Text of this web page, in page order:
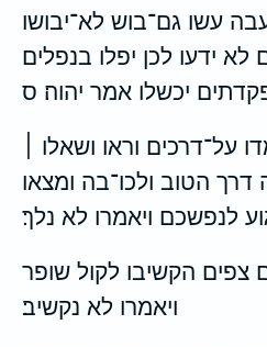
עשו גם־בוש לא־יבושו
לא ידעו לכן יפלו בנפלים
יכשלו אמר יהוה׃ ס
על־דרכים וראו ושאלו ׀
דרך הטוב ולכו־בה ומצאו
לנפשכם ויאמרו לא נלך׃
צפים הקשיבו לקול שופר
ויאמרו לא נקשיב׃